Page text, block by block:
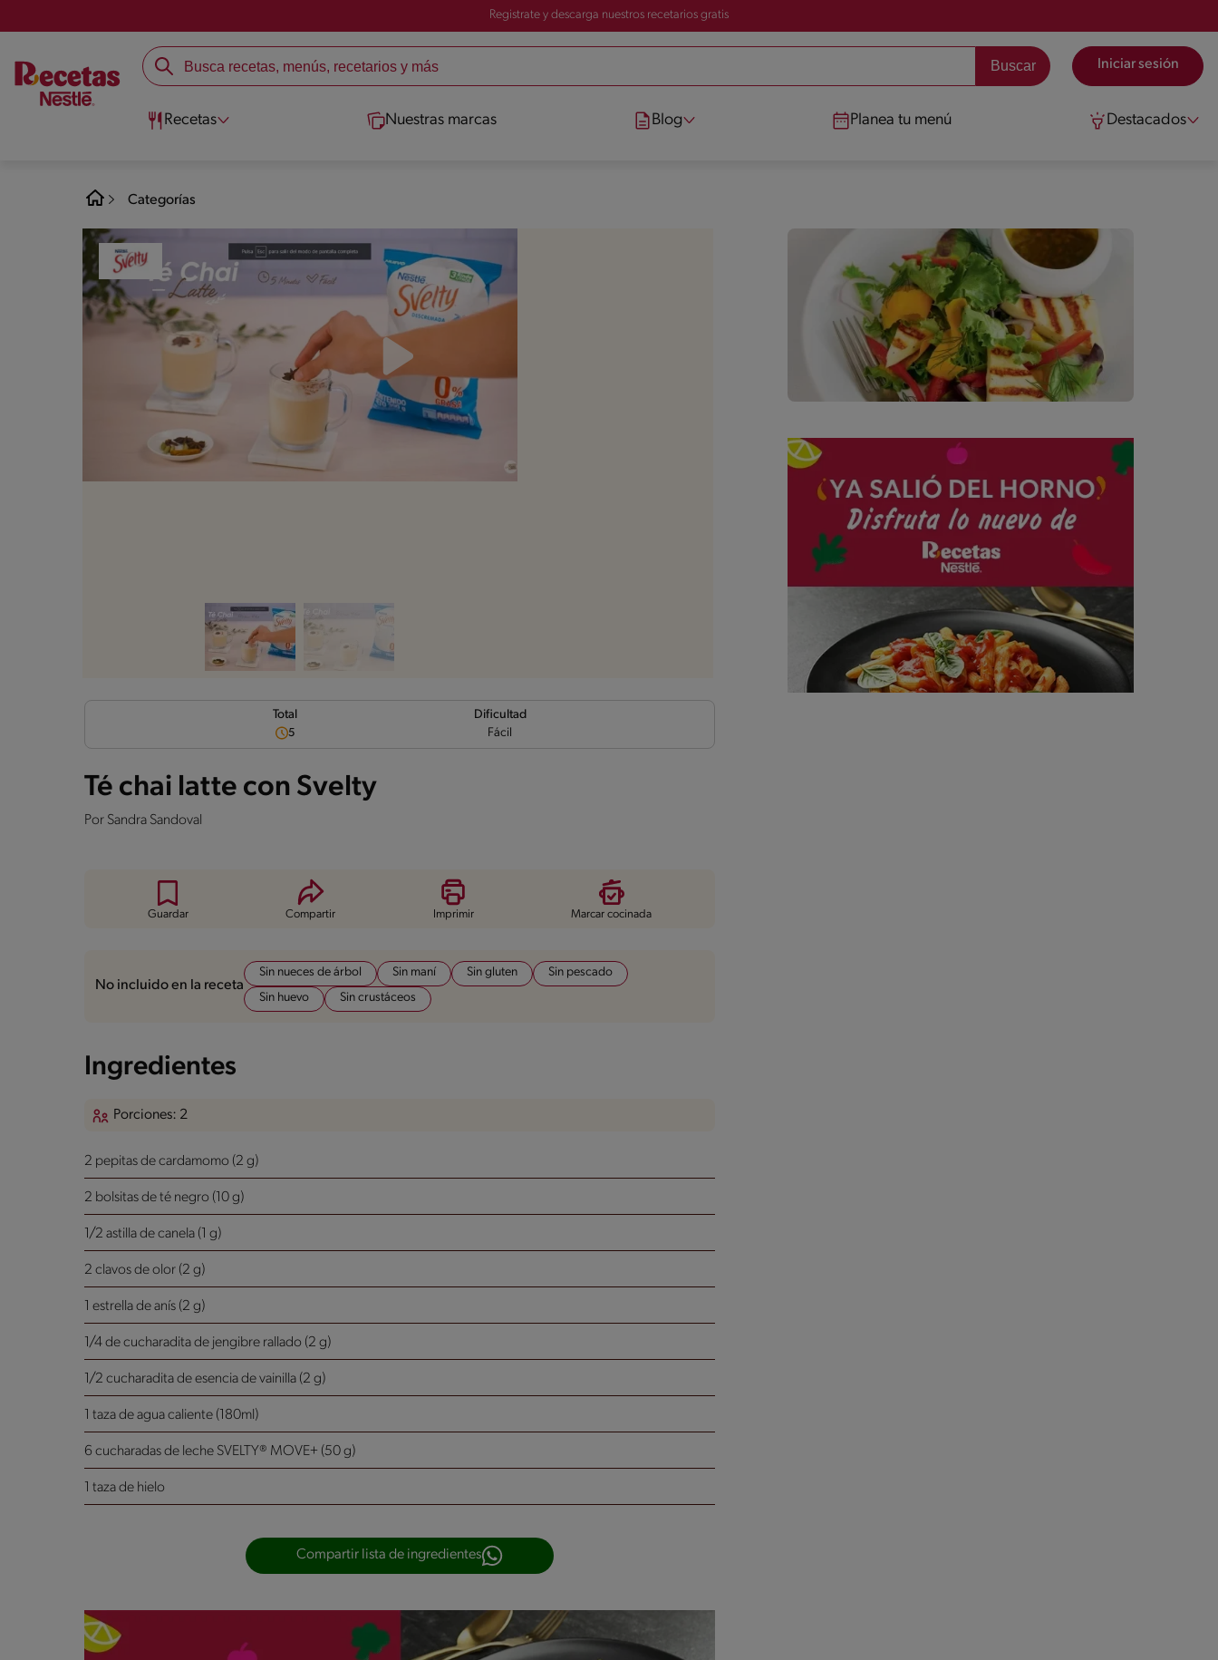
Registrate y descarga nuestros recetarios gratis
Iniciar sesión
Recetas Nuestras marcas Blog Planea tu menú Destacados
Categorías
Total
5
Dificultad
Fácil
Té chai latte con Svelty
Por Sandra Sandoval
Guardar Compartir Imprimir Marcar cocinada
No incluido en la receta
Sin nueces de árbol Sin maní Sin gluten
Sin pescado
Sin huevo
Sin crustáceos
Ingredientes
Porciones: 2
2 pepitas de cardamomo (2 g)
2 bolsitas de té negro (10 g)
1/2 astilla de canela (1 g)
2 clavos de olor (2 g)
1 estrella de anís (2 g)
1/4 de cucharadita de jengibre rallado (2 g)
1/2 cucharadita de esencia de vainilla (2 g)
1 taza de agua caliente (180ml)
6 cucharadas de leche SVELTY® MOVE+ (50 g)
1 taza de hielo
Compartir lista de ingredientes